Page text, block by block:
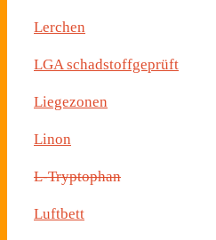
Lerchen
LGA schadstoffgeprüft
Liegezonen
Linon
L-Tryptophan
Luftbett